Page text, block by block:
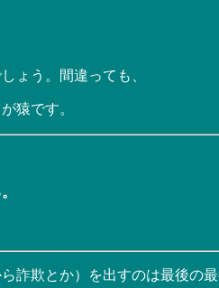
ょう。間違っても、
猿です。
詐欺とか）を出すのは最後の